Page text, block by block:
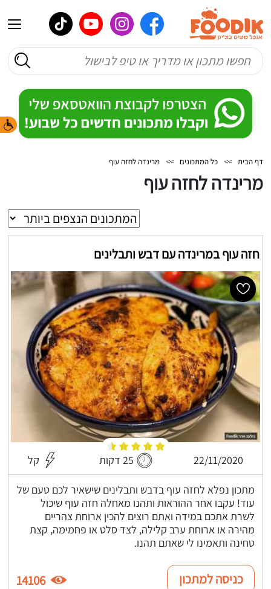
דף הבית >> כל המתכונים >> מרינדה לחזה עוף
מרינדה לחזה עוף
חזה עוף במרינדה עם דבש ותבלינים
22/11/2020 25 דקות קל
מתכון נפלא לחזה עוף בדבש ותבלינים שישאיר לכם טעם של
עוד! עקבו אחר ההוראות ותהנו מאחלה חזה עוף שיכול
לשרת אתכם במידה ואתם רוצים להכין ארוחת צהריים
מהירה או ארוחת ערב קלילה, לצד סלט או פחמימה, קצת
טחינה ותאמינו לי שאתם תהנו.
כניסה למתכון 14106